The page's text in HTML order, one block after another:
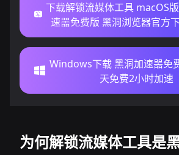
下载解锁流媒体工具 macOS
速噐免费版 黑洞浏览器官方
Windows下载 黑洞加速噐免
天免费2小时加速
为何解锁流媒体工具是